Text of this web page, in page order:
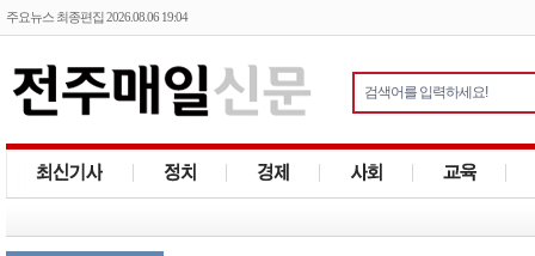
주요뉴스 최종편집 2026.08.06 19:04